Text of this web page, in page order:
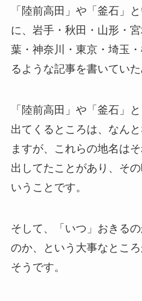
「陸前高田」や「釜石」
に、岩手・秋田・山形・
葉・神奈川・東京・埼玉
るような記事を書いていた
「陸前高田」や「釜石」
出てくるところは、なん
ますが、これらの地名は
出してたことがあり、そ
いうことです。
そして、「いつ」おきる
のか、という大事なとこ
そうです。